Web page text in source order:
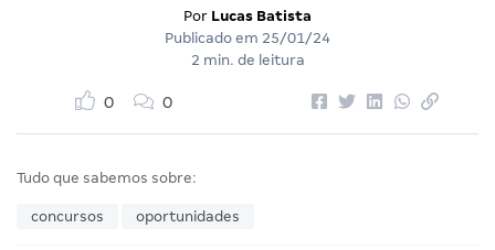
Por Lucas Batista
Publicado em 25/01/24
2 min. de leitura
0 0
Tudo que sabemos sobre:
concursos oportunidades